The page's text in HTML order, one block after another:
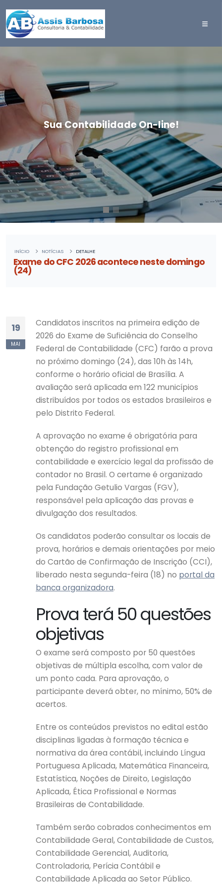
Sua Contabilidade On-line!
Exame do CFC 2026 acontece neste domingo
(24)
INÍCIO NOTÍCIAS DETALHE
19
MAI
Candidatos inscritos na primeira edição de
2026 do Exame de Suficiência do Conselho
Federal de Contabilidade (CFC) farão a prova
no próximo domingo (24), das 10h às 14h,
conforme o horário oficial de Brasília. A
avaliação será aplicada em 122 municípios
distribuídos por todos os estados brasileiros e
pelo Distrito Federal.
A aprovação no exame é obrigatória para
obtenção do registro profissional em
contabilidade e exercício legal da profissão de
contador no Brasil. O certame é organizado
pela Fundação Getulio Vargas (FGV),
responsável pela aplicação das provas e
divulgação dos resultados.
Os candidatos poderão consultar os locais de
prova, horários e demais orientações por meio
do Cartão de Confirmação de Inscrição (CCI),
liberado nesta segunda-feira (18) no portal da
banca organizadora.
Prova terá 50 questões
objetivas
O exame será composto por 50 questões
objetivas de múltipla escolha, com valor de
um ponto cada. Para aprovação, o
participante deverá obter, no mínimo, 50% de
acertos.
Entre os conteúdos previstos no edital estão
disciplinas ligadas à formação técnica e
normativa da área contábil, incluindo Língua
Portuguesa Aplicada, Matemática Financeira,
Estatística, Noções de Direito, Legislação
Aplicada, Ética Profissional e Normas
Brasileiras de Contabilidade.
Também serão cobrados conhecimentos em
Contabilidade Geral, Contabilidade de Custos,
Contabilidade Gerencial, Auditoria,
Controladoria, Perícia Contábil e
Contabilidade Aplicada ao Setor Público.